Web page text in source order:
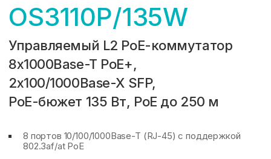
OS3110P/135W
Управляемый L2 PoE-коммутатор
8x1000Base-T PoE+,
2x100/1000Base-X SFP,
PoE-бюжет 135 Вт, PoE до 250 м
8 портов 10/100/1000Base-T (RJ-45) с поддержкой
802.3af/at PoE